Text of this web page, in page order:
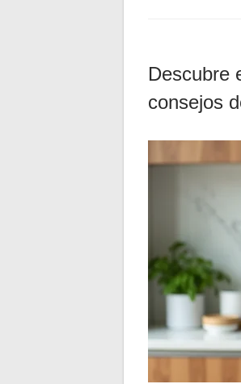
Descubre
consejos